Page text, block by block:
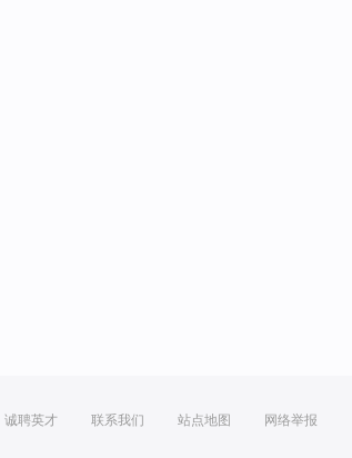
诚聘英才 联系我们 站点地图 网络举报